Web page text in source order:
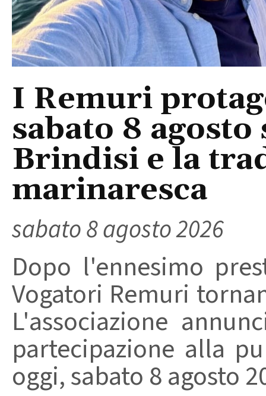
I Remuri
sabato 8
Brindisi e la
marinaresca
sabato 8 agosto 2026
Dopo l'ennesimo
Vogatori Remuri
L'associazione
partecipazione alla
oggi, sabato 8 agosto